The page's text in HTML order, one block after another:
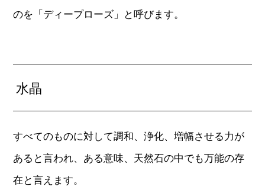
のを「ディープローズ」と呼びます。
水晶
すべてのものに対して調和、浄化、増幅させる力が
あると言われ、ある意味、天然石の中でも万能の存
在と言えます。